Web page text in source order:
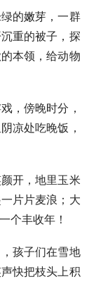
的嫩芽，一群
重的被子，探
本领，给动物
，傍晚时分，
凉处吃晚饭，
开，地里玉米
片片麦浪；大
个丰收年！
孩子们在雪地
快把枝头上积